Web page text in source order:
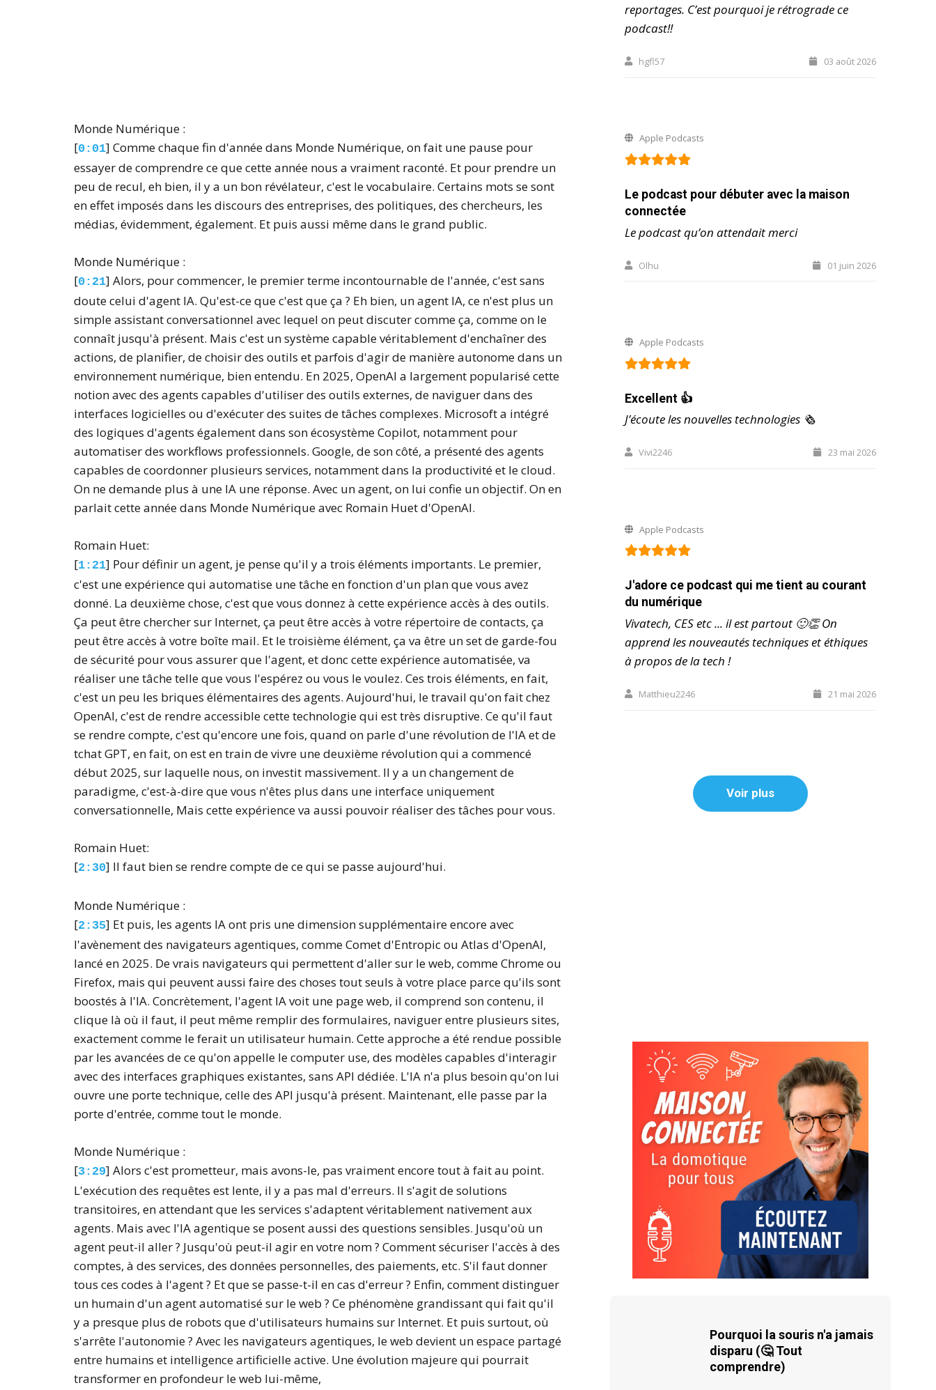
Monde Numérique :
[0:01] Comme chaque fin d'année dans Monde Numérique, on fait une pause pour
essayer de comprendre ce que cette année nous a vraiment raconté. Et pour prendre un
peu de recul, eh bien, il y a un bon révélateur, c'est le vocabulaire. Certains mots se sont
en effet imposés dans les discours des entreprises, des politiques, des chercheurs, les
médias, évidemment, également. Et puis aussi même dans le grand public.
Monde Numérique :
[0:21] Alors, pour commencer, le premier terme incontournable de l'année, c'est sans
doute celui d'agent IA. Qu'est-ce que c'est que ça ? Eh bien, un agent IA, ce n'est plus un
simple assistant conversationnel avec lequel on peut discuter comme ça, comme on le
connaît jusqu'à présent. Mais c'est un système capable véritablement d'enchaîner des
actions, de planifier, de choisir des outils et parfois d'agir de manière autonome dans un
environnement numérique, bien entendu. En 2025, OpenAI a largement popularisé cette
notion avec des agents capables d'utiliser des outils externes, de naviguer dans des
interfaces logicielles ou d'exécuter des suites de tâches complexes. Microsoft a intégré
des logiques d'agents également dans son écosystème Copilot, notamment pour
automatiser des workflows professionnels. Google, de son côté, a présenté des agents
capables de coordonner plusieurs services, notamment dans la productivité et le cloud.
On ne demande plus à une IA une réponse. Avec un agent, on lui confie un objectif. On en
parlait cette année dans Monde Numérique avec Romain Huet d'OpenAI.
Romain Huet:
[1:21] Pour définir un agent, je pense qu'il y a trois éléments importants. Le premier,
c'est une expérience qui automatise une tâche en fonction d'un plan que vous avez
donné. La deuxième chose, c'est que vous donnez à cette expérience accès à des outils.
Ça peut être chercher sur Internet, ça peut être accès à votre répertoire de contacts, ça
peut être accès à votre boîte mail. Et le troisième élément, ça va être un set de garde-fou
de sécurité pour vous assurer que l'agent, et donc cette expérience automatisée, va
réaliser une tâche telle que vous l'espérez ou vous le voulez. Ces trois éléments, en fait,
c'est un peu les briques élémentaires des agents. Aujourd'hui, le travail qu'on fait chez
OpenAI, c'est de rendre accessible cette technologie qui est très disruptive. Ce qu'il faut
se rendre compte, c'est qu'encore une fois, quand on parle d'une révolution de l'IA et de
tchat GPT, en fait, on est en train de vivre une deuxième révolution qui a commencé
début 2025, sur laquelle nous, on investit massivement. Il y a un changement de
paradigme, c'est-à-dire que vous n'êtes plus dans une interface uniquement
conversationnelle, Mais cette expérience va aussi pouvoir réaliser des tâches pour vous.
Romain Huet:
[2:30] Il faut bien se rendre compte de ce qui se passe aujourd'hui.
Monde Numérique :
[2:35] Et puis, les agents IA ont pris une dimension supplémentaire encore avec
l'avènement des navigateurs agentiques, comme Comet d'Entropic ou Atlas d'OpenAI,
lancé en 2025. De vrais navigateurs qui permettent d'aller sur le web, comme Chrome ou
Firefox, mais qui peuvent aussi faire des choses tout seuls à votre place parce qu'ils sont
boostés à l'IA. Concrètement, l'agent IA voit une page web, il comprend son contenu, il
clique là où il faut, il peut même remplir des formulaires, naviguer entre plusieurs sites,
exactement comme le ferait un utilisateur humain. Cette approche a été rendue possible
par les avancées de ce qu'on appelle le computer use, des modèles capables d'interagir
avec des interfaces graphiques existantes, sans API dédiée. L'IA n'a plus besoin qu'on lui
ouvre une porte technique, celle des API jusqu'à présent. Maintenant, elle passe par la
porte d'entrée, comme tout le monde.
Monde Numérique :
[3:29] Alors c'est prometteur, mais avons-le, pas vraiment encore tout à fait au point.
L'exécution des requêtes est lente, il y a pas mal d'erreurs. Il s'agit de solutions
transitoires, en attendant que les services s'adaptent véritablement nativement aux
agents. Mais avec l'IA agentique se posent aussi des questions sensibles. Jusqu'où un
agent peut-il aller ? Jusqu'où peut-il agir en votre nom ? Comment sécuriser l'accès à des
comptes, à des services, des données personnelles, des paiements, etc. S'il faut donner
tous ces codes à l'agent ? Et que se passe-t-il en cas d'erreur ? Enfin, comment distinguer
un humain d'un agent automatisé sur le web ? Ce phénomène grandissant qui fait qu'il
y a presque plus de robots que d'utilisateurs humains sur Internet. Et puis surtout, où
s'arrête l'autonomie ? Avec les navigateurs agentiques, le web devient un espace partagé
entre humains et intelligence artificielle active. Une évolution majeure qui pourrait
transformer en profondeur le web lui-même,
reportages. C’est pourquoi je rétrograde ce
podcast!!
hgfl57 03 août 2026
Apple Podcasts
Le podcast pour débuter avec la maison
connectée
Le podcast qu’on attendait merci
Olhu 01 juin 2026
Apple Podcasts
Excellent 👍
J’écoute les nouvelles technologies 🗞️
Vivi2246 23 mai 2026
Apple Podcasts
J'adore ce podcast qui me tient au courant
du numérique
Vivatech, CES etc ... il est partout 🙂👏 On
apprend les nouveautés techniques et éthiques
à propos de la tech !
Matthieu2246 21 mai 2026
Voir plus
Pourquoi la souris n'a jamais
disparu (🤔 Tout
comprendre)